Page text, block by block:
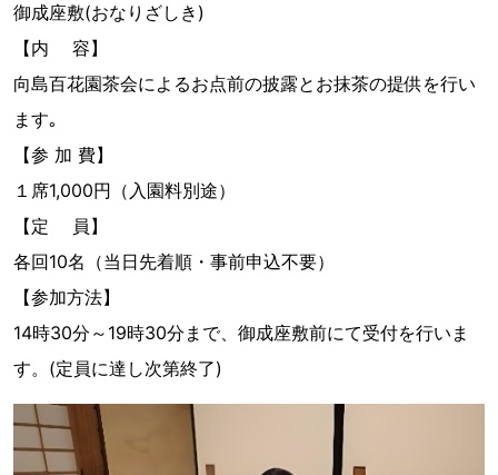
御成座敷(おなりざしき)
【内 容】
向島百花園茶会によるお点前の披露とお抹茶の提供を行い
ます｡
【参 加 費】
１席1,000円（入園料別途）
【定 員】
各回10名（当日先着順・事前申込不要）
【参加方法】
14時30分～19時30分まで、御成座敷前にて受付を行いま
す。(定員に達し次第終了)